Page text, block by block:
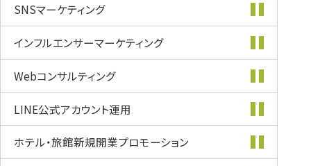
SNSマーケティング
インフルエンサーマーケティング
Webコンサルティング
LINE公式アカウント運用
ホテル・旅館新規開業プロモーション